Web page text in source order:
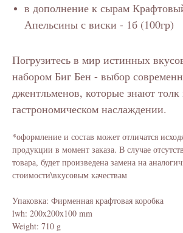
в дополнение к сырам
Апельсины с виски - 1б (100гр)
Погрузитесь в мир истинных
набором Биг Бен - выбор
джентльменов, которые знают
гастрономическом наслаждении.
*оформление и состав может отличатся
продукции в момент заказа. В случае
товара, будет произведена замена на
стоимости\вкусовым качествам
Упаковка: Фирменная крафтовая коробка
lwh: 200x200x100 mm
Weight: 710 g